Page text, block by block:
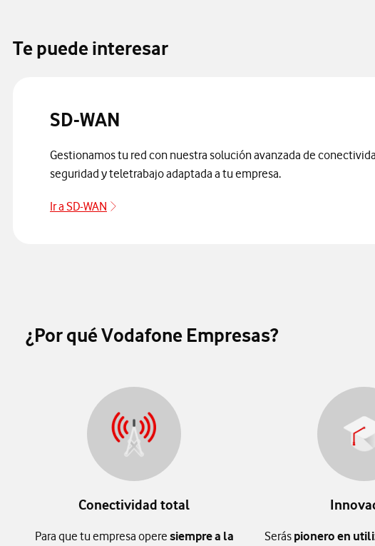
Te puede interesar
SD-WAN
Gestionamos tu red con nuestra solución avanzada de
seguridad y teletrabajo adaptada a tu empresa.
Ir a SD-WAN
¿Por qué Vodafone Empresas?
Conectividad total
Para que tu empresa opere siempre a la Serás pionero en